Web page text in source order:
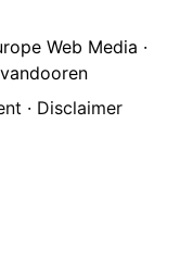
Web Media ·
· Disclaimer